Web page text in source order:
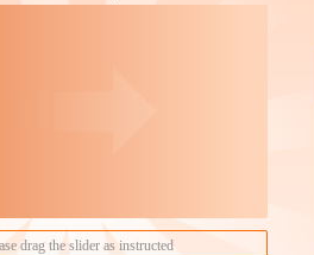
47U标准机柜 金属
1件价格￥5.5 官方仓退货